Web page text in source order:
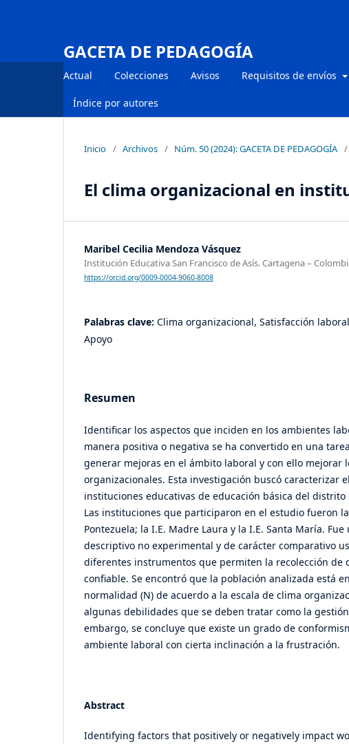
GACETA DE PEDAGOGÍA
Actual Colecciones Avisos Requisitos de envíos
Índice por autores
Inicio / Archivos / Núm. 50 (2024): GACETA DE PEDAGOGÍA /
El clima organizacional en
Maribel Cecilia Mendoza Vásquez
Institución Educativa San Francisco de Asís. Cartagena –
https://orcid.org/0009-0004-9060-8008
Palabras clave: Clima organizacional, Satisfacción
Apoyo
Resumen
Identificar los aspectos que inciden en los ambientes
manera positiva o negativa se ha convertido en una
generar mejoras en el ámbito laboral y con ello mejorar
organizacionales. Esta investigación buscó caracterizar
instituciones educativas de educación básica del distrito
Las instituciones que participaron en el estudio fueron
Pontezuela; la I.E. Madre Laura y la I.E. Santa María.
descriptivo no experimental y de carácter comparativo
diferentes instrumentos que permiten la recolección de
confiable. Se encontró que la población analizada está
normalidad (N) de acuerdo a la escala de clima
algunas debilidades que se deben tratar como la
embargo, se concluye que existe un grado de
ambiente laboral con cierta inclinación a la frustración.
Abstract
Identifying factors that positively or negatively impact